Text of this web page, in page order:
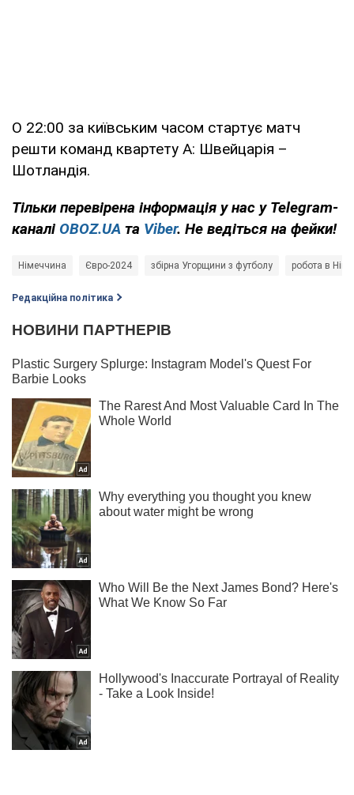
О 22:00 за київським часом стартує матч
решти команд квартету А: Швейцарія –
Шотландія.
Тільки перевірена інформація у нас у Telegram-
каналі OBOZ.UA та Viber. Не ведіться на фейки!
Німеччина Євро-2024 збірна Угорщини з футболу робота в
Редакційна політика